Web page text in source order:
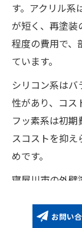
す。アクリル系
が短く、再塗装
程度の費用で、
ています。
シリコン系はバ
性があり、コス
フッ素系は初
スコストを抑え
めです。
寝屋川市の外
せて費用と耐
す。業者によ
お問い